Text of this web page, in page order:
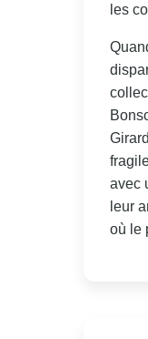
les
avec
leur
où le